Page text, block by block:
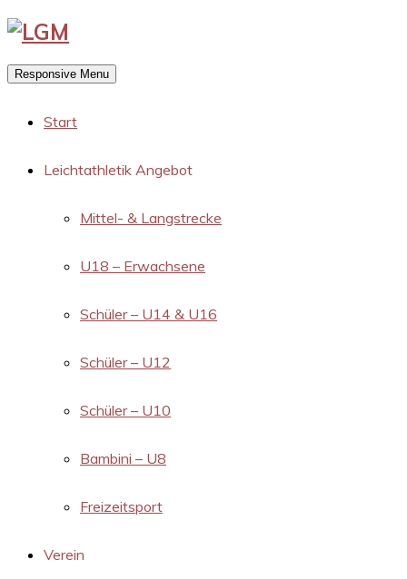
Responsive Menu
Start
Leichtathletik Angebot
Mittel- & Langstrecke
U18 – Erwachsene
Schüler – U14 & U16
Schüler – U12
Schüler – U10
Bambini – U8
Freizeitsport
Verein